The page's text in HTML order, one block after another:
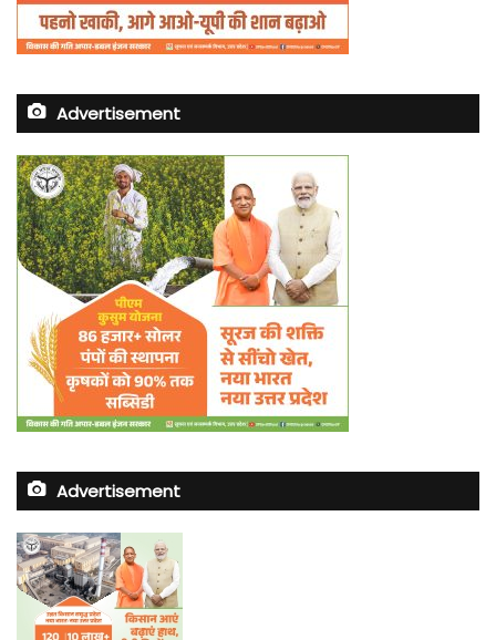
Advertisement
Advertisement